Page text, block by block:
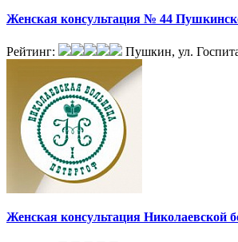
Женская консультация № 44
Рейтинг: Пушкин, ул.
Женская консультация Николаевской